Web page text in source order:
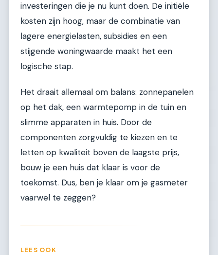
investeringen die je nu kunt doen. De initiële
kosten zijn hoog, maar de combinatie van
lagere energielasten, subsidies en een
stijgende woningwaarde maakt het een
logische stap.
Het draait allemaal om balans: zonnepanelen
op het dak, een warmtepomp in de tuin en
slimme apparaten in huis. Door de
componenten zorgvuldig te kiezen en te
letten op kwaliteit boven de laagste prijs,
bouw je een huis dat klaar is voor de
toekomst. Dus, ben je klaar om je gasmeter
vaarwel te zeggen?
LEES OOK